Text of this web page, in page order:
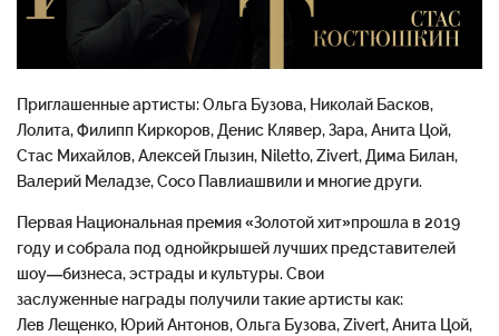
Приглашенные артисты: Ольга Бузова, Николай Басков,
Лолита, Филипп Киркоров, Денис Клявер, Зара, Анита Цой,
Стас Михайлов, Алексей Глызин, Niletto,Zivert, Дима Билан,
Валерий Меладзе, Сосо Павлиашвили и многие други.
Первая Национальная премия«Золотойхит»прошла в 2019
году исобрала под однойкрышейлучших представителей
шоу—бизнеса,эстрады и культуры.Свои
заслуженные награды получилитакиеартисты как:
Лев Лещенко, ЮрийАнтонов,Ольга Бузова,Zivert,Анита Цой,